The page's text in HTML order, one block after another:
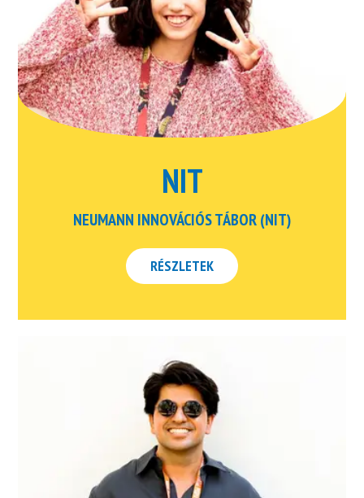
NIT
NEUMANN INNOVÁCIÓS TÁBOR (NIT)
RÉSZLETEK